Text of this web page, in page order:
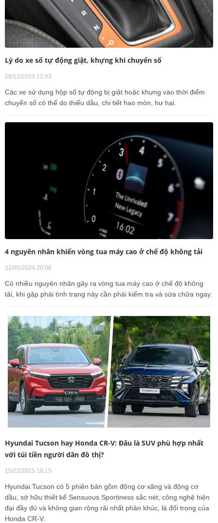
Lý do xe số tự động giật, khựng khi chuyển số
26/12/2023 12:43
Các xe sử dụng hộp số tự động bị giật hoặc khựng vào thời điểm
chuyển số có thể do thiếu dầu, chi tiết hao mòn, hư hại.
4 nguyên nhân khiến vòng tua máy cao ở chế độ không tải
21/05/2024 20:06
Có nhiều nguyên nhân gây ra vòng tua máy cao ở chế độ không
tải, khi gặp phải tình trạng này cần phải kiểm tra và sửa chữa ngay.
Hyundai Tucson hay Honda CR-V: Đâu là SUV phù hợp nhất
với túi tiền người dân đô thị?
15/12/2025 16:15
Hyundai Tucson có 5 phiên bản gồm động cơ xăng và động cơ
dầu, sở hữu thiết kế Sensuous Sportiness sắc nét, công nghệ hiện
đại đầy đủ và không gian rộng rãi nhất phân khúc, là đối trọng của
Honda CR‑V.